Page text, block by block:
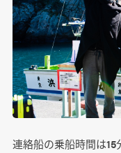
連絡船の乗船時間は